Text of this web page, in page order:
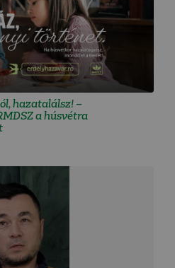
hazatalálsz! –
a húsvétra